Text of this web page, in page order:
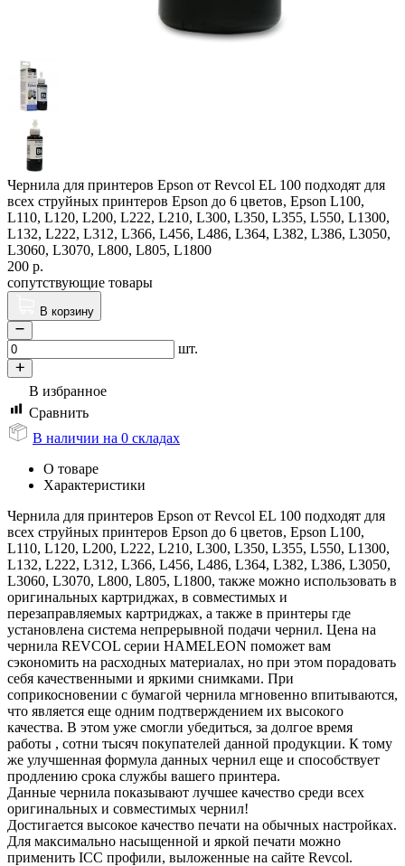
Чернила для принтеров Epson от Revcol EL 100 подходят для
всех струйных принтеров Epson до 6 цветов, Epson L100,
L110, L120, L200, L222, L210, L300, L350, L355, L550, L1300,
L132, L222, L312, L366, L456, L486, L364, L382, L386, L3050,
L3060, L3070, L800, L805, L1800
200 р.
сопутствующие товары
В корзину
шт.
В избранное
Сравнить
В наличии на 0 складах
О товаре
Характеристики
Чернила для принтеров Epson от Revcol EL 100 подходят для
всех струйных принтеров Epson до 6 цветов, Epson L100,
L110, L120, L200, L222, L210, L300, L350, L355, L550, L1300,
L132, L222, L312, L366, L456, L486, L364, L382, L386, L3050,
L3060, L3070, L800, L805, L1800, также можно использовать в
оригинальных картриджах, в совместимых и
перезаправляемых картриджах, а также в принтеры где
установлена система непрерывной подачи чернил. Цена на
чернила REVCOL серии HAMELEON поможет вам
сэкономить на расходных материалах, но при этом порадовать
себя качественными и яркими снимками. При
соприкосновении с бумагой чернила мгновенно впитываются,
что является еще одним подтверждением их высокого
качества. В этом уже смогли убедиться, за долгое время
работы , сотни тысяч покупателей данной продукции. К тому
же улучшенная формула данных чернил еще и способствует
продлению срока службы вашего принтера.
Данные чернила показывают лучшее качество среди всех
оригинальных и совместимых чернил!
Достигается высокое качество печати на обычных настройках.
Для максимально насыщенной и яркой печати можно
применить ICC профили, выложенные на сайте Revcol.